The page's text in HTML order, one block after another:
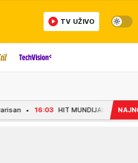
TV UŽIVO
HIT MUNDIJALA U AMERICI! Crvena